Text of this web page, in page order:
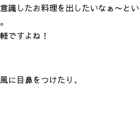
識したお料理を出したいなぁ〜とい
ですよね！
に目鼻をつけたり、